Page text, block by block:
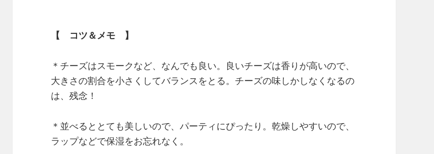
【 コツ＆メモ 】
＊チーズはスモークなど、なんでも良い。良いチーズは香りが高いので、
大きさの割合を小さくしてバランスをとる。チーズの味しかしなくなるの
は、残念！
＊並べるととても美しいので、パーティにぴったり。乾燥しやすいので、
ラップなどで保湿をお忘れなく。